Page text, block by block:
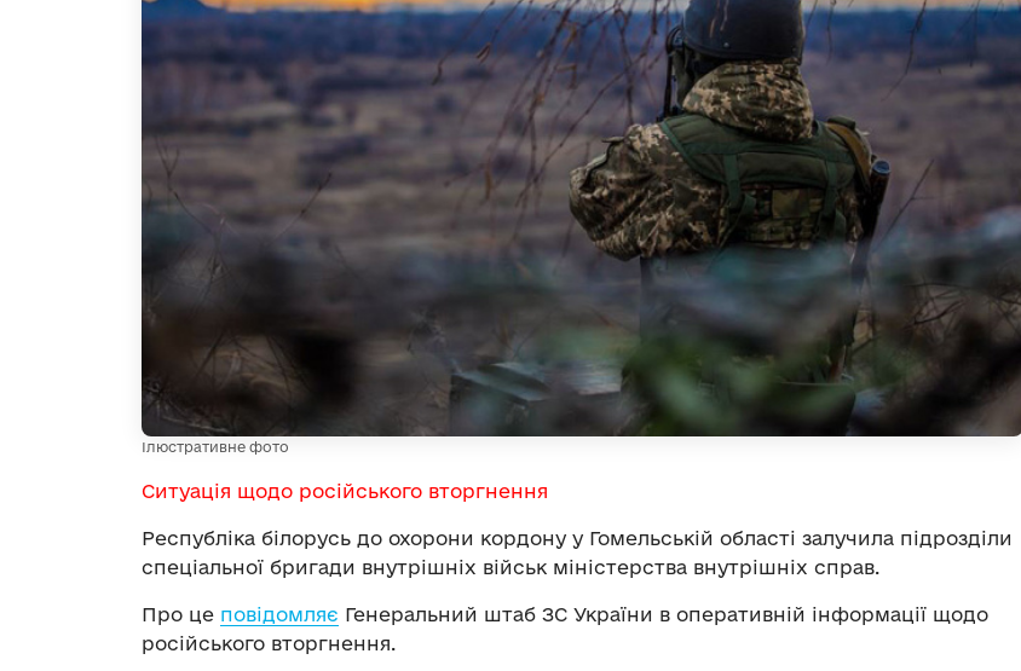
Ілюстративне фото
Ситуація щодо російського вторгнення
Республіка білорусь до охорони кордону у Гомельській області залучила підрозділи
спеціальної бригади внутрішніх військ міністерства внутрішніх справ.
Про це повідомляє Генеральний штаб ЗС України в оперативній інформації щодо
російського вторгнення.